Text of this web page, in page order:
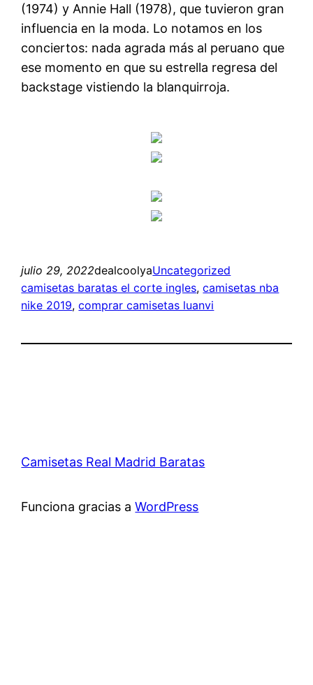
(1974) y Annie Hall (1978), que tuvieron gran
influencia en la moda. Lo notamos en los
conciertos: nada agrada más al peruano que
ese momento en que su estrella regresa del
backstage vistiendo la blanquirroja.
julio 29, 2022dealcoolyaUncategorized
camisetas baratas el corte ingles, camisetas nba
nike 2019, comprar camisetas luanvi
Camisetas Real Madrid Baratas
Funciona gracias aWordPress